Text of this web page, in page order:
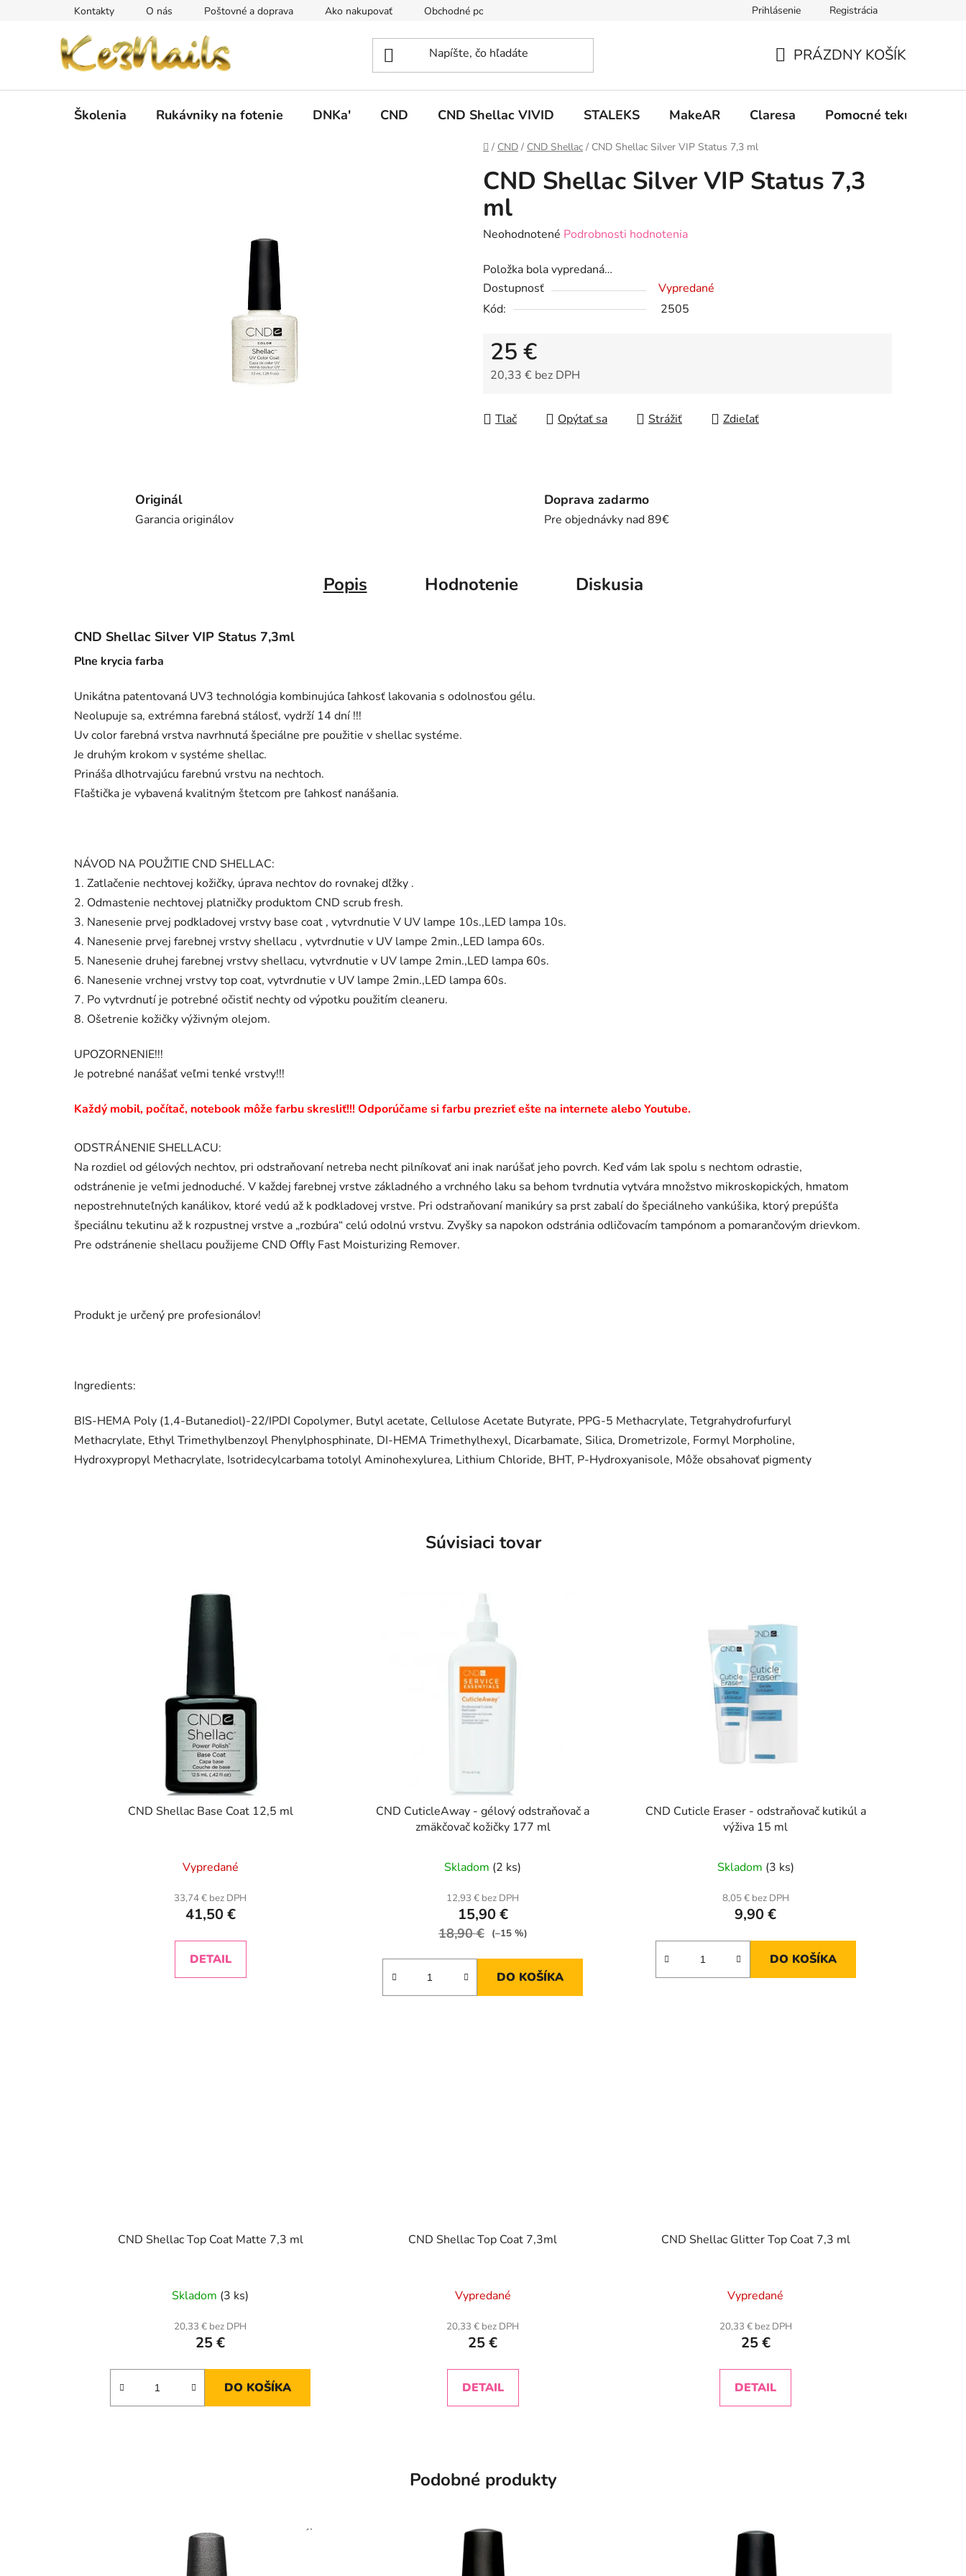
Kontakty O nás Poštovné a doprava Ako nakupovať Obchodné podmienky Formulár na odstúpenie od zmluvy
Prihlásenie Registrácia
KOŠÍK
PRÁZDNY KOŠÍK
Školenia Rukávniky na fotenie DNKa' CND CND Shellac VIVID STALEKS MakeAR Claresa Pomocné tekutiny
Domov
/ CND / CND Shellac / CND Shellac Silver VIP Status 7,3 ml
CND Shellac Silver VIP Status 7,3
ml
Priemerné
produktu
je
0,0
hviezdičiek.
Neohodnotené Podrobnosti hodnotenia
Položka bola vypredaná…
Dostupnosť
Vypredané
Kód:
2505
25 €
20,33 € bez DPH
Tlač
Opýtať sa Strážiť Zdieľať
Originál
Garancia originálov
Doprava zadarmo
Pre objednávky nad 89€
Popis Hodnotenie Diskusia
CND Shellac Silver VIP Status 7,3ml
Plne krycia farba
Unikátna patentovaná UV3 technológia kombinujúca ľahkosť lakovania s odolnosťou gélu.
Neolupuje sa, extrémna farebná stálosť, vydrží 14 dní !!!
Uv color farebná vrstva navrhnutá špeciálne pre použitie v shellac systéme.
Je druhým krokom v systéme shellac.
Prináša dlhotrvajúcu farebnú vrstvu na nechtoch.
Fľaštička je vybavená kvalitným štetcom pre ľahkosť nanášania.
NÁVOD NA POUŽITIE CND SHELLAC:
1. Zatlačenie nechtovej kožičky, úprava nechtov do rovnakej dľžky .
2. Odmastenie nechtovej platničky produktom CND scrub fresh.
3. Nanesenie prvej podkladovej vrstvy base coat , vytvrdnutie V UV lampe 10s.,LED lampa 10s.
4. Nanesenie prvej farebnej vrstvy shellacu , vytvrdnutie v UV lampe 2min.,LED lampa 60s.
5. Nanesenie druhej farebnej vrstvy shellacu, vytvrdnutie v UV lampe 2min.,LED lampa 60s.
6. Nanesenie vrchnej vrstvy top coat, vytvrdnutie v UV lampe 2min.,LED lampa 60s.
7. Po vytvrdnutí je potrebné očistiť nechty od výpotku použitím cleaneru.
8. Ošetrenie kožičky výživným olejom.
UPOZORNENIE!!!
Je potrebné nanášať veľmi tenké vrstvy!!!
Každý mobil, počítač, notebook môže farbu skresliť!!! Odporúčame si farbu prezrieť ešte na internete alebo Youtube.
ODSTRÁNENIE SHELLACU:
Na rozdiel od gélových nechtov, pri odstraňovaní netreba necht pilníkovať ani inak narúšať jeho povrch. Keď vám lak spolu s nechtom odrastie,
odstránenie je veľmi jednoduché. V každej farebnej vrstve základného a vrchného laku sa behom tvrdnutia vytvára množstvo mikroskopických, hmatom
nepostrehnuteľných kanálikov, ktoré vedú až k podkladovej vrstve. Pri odstraňovaní manikúry sa prst zabalí do špeciálneho vankúšika, ktorý prepúšťa
špeciálnu tekutinu až k rozpustnej vrstve a „rozbúra“ celú odolnú vrstvu. Zvyšky sa napokon odstránia odličovacím tampónom a pomarančovým drievkom.
Pre odstránenie shellacu použijeme CND Offly Fast Moisturizing Remover.
Produkt je určený pre profesionálov!
Ingredients:
BIS-HEMA Poly (1,4-Butanediol)-22/IPDI Copolymer, Butyl acetate, Cellulose Acetate Butyrate, PPG-5 Methacrylate, Tetgrahydrofurfuryl
Methacrylate, Ethyl Trimethylbenzoyl Phenylphosphinate, DI-HEMA Trimethylhexyl, Dicarbamate, Silica, Drometrizole, Formyl Morpholine,
Hydroxypropyl Methacrylate, Isotridecylcarbama totolyl Aminohexylurea, Lithium Chloride, BHT, P-Hydroxyanisole, Môže obsahovať pigmenty
Súvisiaci tovar
CND Shellac Base Coat 12,5 ml
Vypredané
33,74 € bez DPH
41,50 €
DETAIL
CND CuticleAway - gélový odstraňovač a
zmäkčovač kožičky 177 ml
Skladom (2 ks)
12,93 € bez DPH
15,90 €
18,90 € (–15 %)
DO KOŠÍKA
CND Cuticle Eraser - odstraňovač kutikúl a
výživa 15 ml
Skladom (3 ks)
8,05 € bez DPH
9,90 €
DO KOŠÍKA
CND Shellac Top Coat Matte 7,3 ml
Skladom (3 ks)
20,33 € bez DPH
25 €
DO KOŠÍKA
CND Shellac Top Coat 7,3ml
Vypredané
20,33 € bez DPH
25 €
DETAIL
CND Shellac Glitter Top Coat 7,3 ml
Vypredané
20,33 € bez DPH
25 €
DETAIL
Podobné produkty